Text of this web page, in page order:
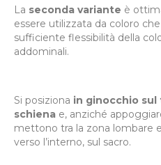
La seconda variante è
essere utilizzata da coloro
sufficiente flessibilità della
addominali.
Si posiziona in ginocchio sul
schiena e, anziché
mettono tra la zona lombare
verso l’interno, sul sacro.